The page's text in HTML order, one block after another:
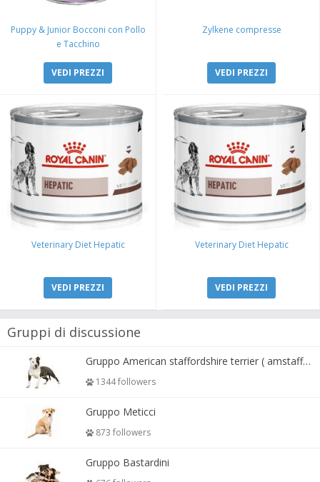
Puppy & Junior Bocconi con Pollo
e Tacchino
VEDI PREZZI
Zylkene compresse
VEDI PREZZI
Veterinary Diet Hepatic
VEDI PREZZI
Veterinary Diet Hepatic
VEDI PREZZI
Gruppi di discussione
Gruppo American staffordshire terrier ( amstaff, amastaff )
1344 followers
Gruppo Meticci
873 followers
Gruppo Bastardini